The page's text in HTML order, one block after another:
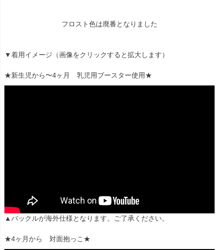
フロスト色は廃番となりました
▼着用イメージ（画像をクリックすると拡大します）
★新生児から〜4ヶ月 乳児用ブースター使用★
▲バックルが海外仕様となります。ご了承ください。
★4ヶ月から 対面抱っこ★